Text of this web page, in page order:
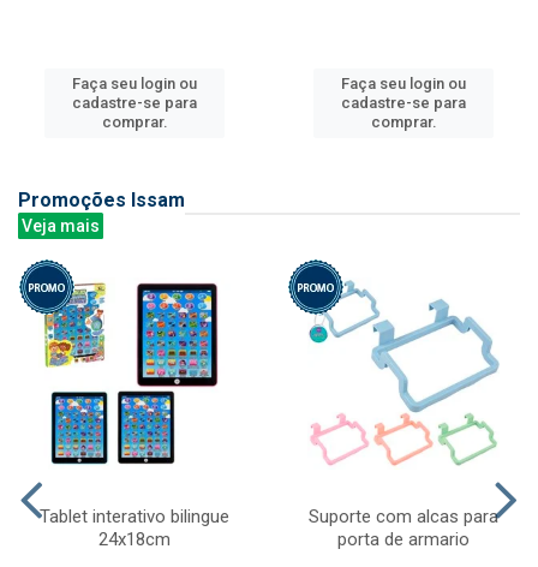
Faça seu login ou
cadastre-se para
comprar.
Faça seu login ou
cadastre-se para
comprar.
Promoções Issam
Veja mais
Tablet interativo bilingue
24x18cm
Suporte com alcas para
porta de armario